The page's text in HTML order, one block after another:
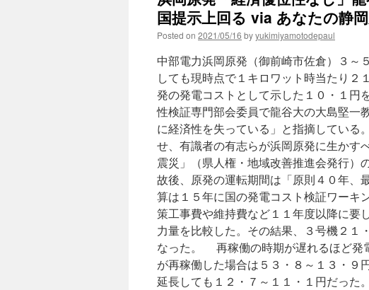
国提示上回る via あなたの静
Posted on 2021/05/16 byyukimiyamotodepaul
中部電力浜岡原発（御前崎市佐倉）３～
しても現時点で１キロワット時当たり
発の発電コストとして示した１０・１円
性検証専門部会委員で龍谷大の大島堅一
に経済性を失っている」と指摘している
せ、有識者の有志らが浜岡原発に生かす
震災」（県人権・地域改善推進会発行
故後、原発の運転期間は「原則４０年、
算は１５年に国の発電コスト検証ワーキ
策工事費や維持費など１１年度以降に要
力量を比較した。その結果、３号機２１
なった。 再稼働の時期が遅れるほど発
が再稼働した場合は５３・８～１３・９
延長しても１２・７～１１・１円だった